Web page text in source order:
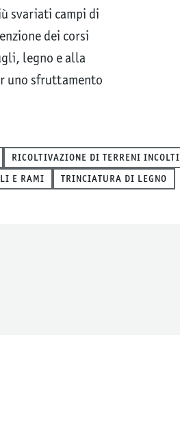
svariati campi di
dei corsi
legno e alla
uno sfruttamento
RICOLTIVAZIONE DI TERRENI INCOLTI
E RAMI TRINCIATURA DI LEGNO